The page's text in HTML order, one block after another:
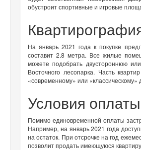
обустроит спортивные и игровые
На январь 2021 года к покупке
составит 2.8 метра. Все жилые
можете подобрать двустороннюю
Восточного лесопарка. Часть
«современному» или «классическому»
Условия оплаты
Помимо единовременной оплаты
Например, на январь 2021 года
на остаток. При отсрочке на год
позволит продать имеющуюся